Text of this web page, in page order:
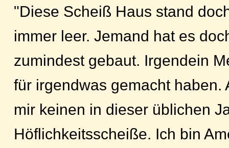
"Diese Scheiß Haus stand
immer leer. Jemand hat es
zumindest gebaut. Irgendein
für irgendwas gemacht haben.
mir keinen in dieser üblichen
Höflichkeitsscheiße. Ich bin